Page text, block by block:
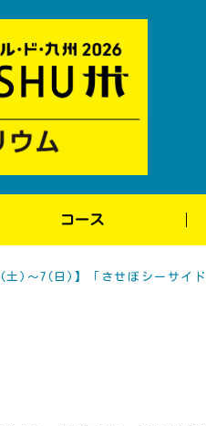
コース
土)～7(日)】「させぼシーサイ